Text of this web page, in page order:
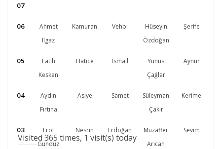
07
06
Ahmet
Ilgaz
Kamuran Vehbi
Hüseyin
Özdoğan
Şerife
05
Fatih
Kesken
Hatice İsmail
Yunus
Çağlar
Aynur
04
Aydın
Fırtına
Asiye Samet
Süleyman
Çakır
Kerime
03
Erol
Gündüz
Nesrin Erdoğan
Muzaffer
Arıcan
Sevim
Visited 365 times, 1 visit(s) today